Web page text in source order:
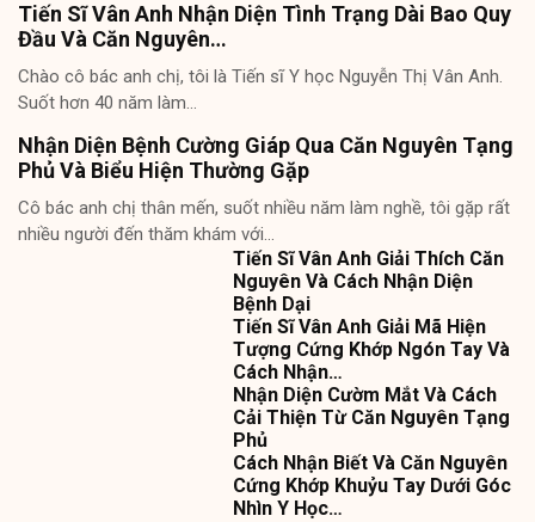
Tiến Sĩ Vân Anh Nhận Diện Tình Trạng Dài Bao Quy
Đầu Và Căn Nguyên…
Chào cô bác anh chị, tôi là Tiến sĩ Y học Nguyễn Thị Vân Anh.
Suốt hơn 40 năm làm…
Nhận Diện Bệnh Cường Giáp Qua Căn Nguyên Tạng
Phủ Và Biểu Hiện Thường Gặp
Cô bác anh chị thân mến, suốt nhiều năm làm nghề, tôi gặp rất
nhiều người đến thăm khám với…
Tiến Sĩ Vân Anh Giải Thích Căn
Nguyên Và Cách Nhận Diện
Bệnh Dại
Tiến Sĩ Vân Anh Giải Mã Hiện
Tượng Cứng Khớp Ngón Tay Và
Cách Nhận…
Nhận Diện Cườm Mắt Và Cách
Cải Thiện Từ Căn Nguyên Tạng
Phủ
Cách Nhận Biết Và Căn Nguyên
Cứng Khớp Khuỷu Tay Dưới Góc
Nhìn Y Học…